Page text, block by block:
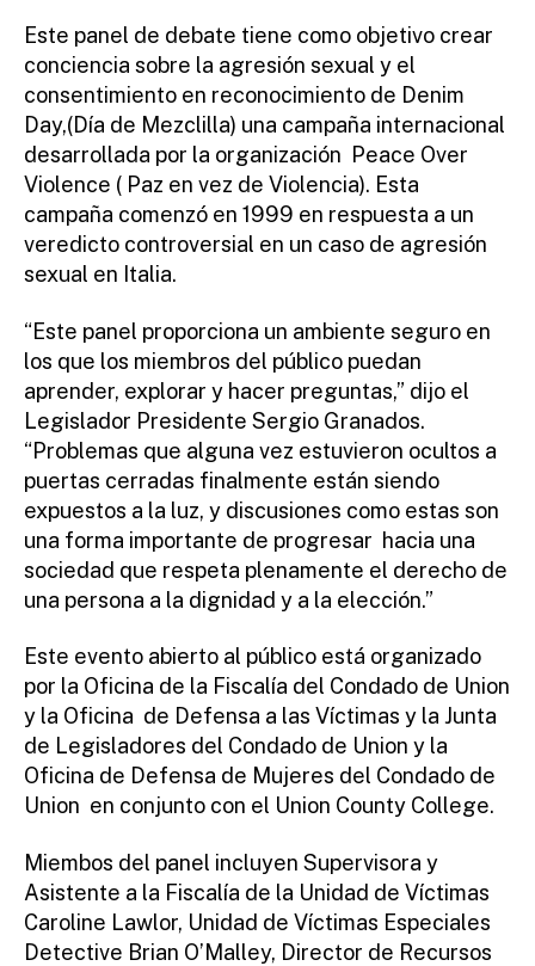
Este panel de debate tiene como objetivo crear
conciencia sobre la agresión sexual y el
consentimiento en reconocimiento de Denim
Day,(Día de Mezclilla) una campaña internacional
desarrollada por la organización Peace Over
Violence ( Paz en vez de Violencia). Esta
campaña comenzó en 1999 en respuesta a un
veredicto controversial en un caso de agresión
sexual en Italia.
“Este panel proporciona un ambiente seguro en
los que los miembros del público puedan
aprender, explorar y hacer preguntas,” dijo el
Legislador Presidente Sergio Granados.
“Problemas que alguna vez estuvieron ocultos a
puertas cerradas finalmente están siendo
expuestos a la luz, y discusiones como estas son
una forma importante de progresar hacia una
sociedad que respeta plenamente el derecho de
una persona a la dignidad y a la elección.”
Este evento abierto al público está organizado
por la Oficina de la Fiscalía del Condado de Union
y la Oficina de Defensa a las Víctimas y la Junta
de Legisladores del Condado de Union y la
Oficina de Defensa de Mujeres del Condado de
Union en conjunto con el Union County College.
Miembos del panel incluyen Supervisora y
Asistente a la Fiscalía de la Unidad de Víctimas
Caroline Lawlor, Unidad de Víctimas Especiales
Detective Brian O’Malley, Director de Recursos